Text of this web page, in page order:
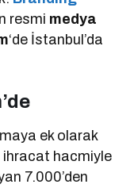
resmi medya
‘de İstanbul’da
ek olarak
ihracat hacmiyle
7.000’den